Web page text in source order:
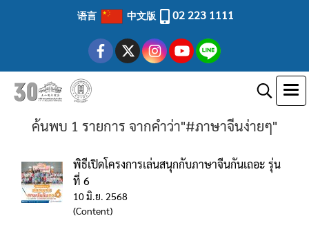
语言 中文版 02 223 1111
ค้นพบ 1 รายการ จากคำว่า"#ภาษาจีนง่ายๆ"
พิธีเปิดโครงการเล่นสนุกกับภาษาจีนกันเถอะ รุ่น
ที่ 6
10 มิ.ย. 2568
(Content)